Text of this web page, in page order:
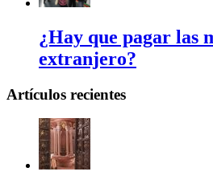
¿Hay que pagar las
extranjero?
Artículos recientes